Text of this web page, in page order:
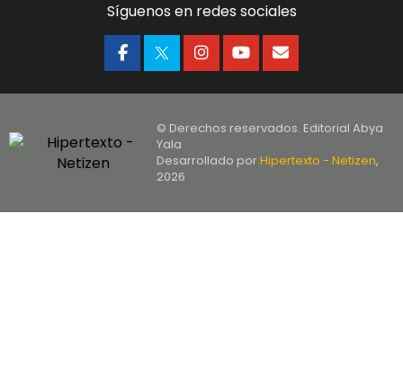
Síguenos en redes sociales
© Derechos reservados. Editorial Abya
Yala
Desarrollado porHipertexto - Netizen,
2026